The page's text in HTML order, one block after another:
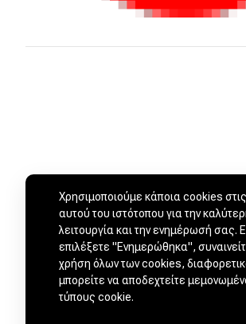
ΜΕΤΑΧΕΙΡΙΣΜΕΝΑ ΑΠΟ
ΕΜΠΙΣΤΟΥΣ ΕΜΠΟΡΟΥΣ by
Χρησιμοποιούμε κάποια cookies
αυτού του ιστότοπου για την
λειτουργία και την ενημέρωσή σας.
επιλέξετε "Ενημερώθηκα",
χρήση όλων των cookies,
μπορείτε να αποδεχτείτε
τύπους cookie.